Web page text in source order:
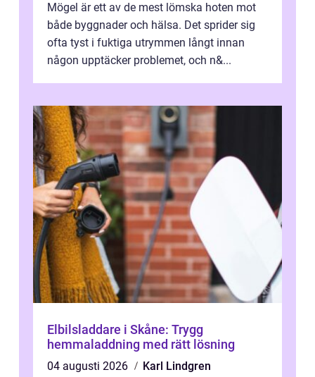
Mögel är ett av de mest lömska hoten mot
både byggnader och hälsa. Det sprider sig
ofta tyst i fuktiga utrymmen långt innan
någon upptäcker problemet, och n&...
Elbilsladdare i Skåne: Trygg
hemmaladdning med rätt lösning
04 augusti 2026
Karl Lindgren